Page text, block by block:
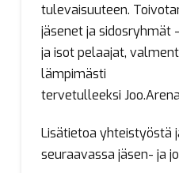
tulevaisuuteen.
jäsenet ja sidosryhmät
ja isot pelaajat,
lämpimästi
tervetulleeksi
Lisätietoa yhteistyöstä
seuraavassa jäsen- ja